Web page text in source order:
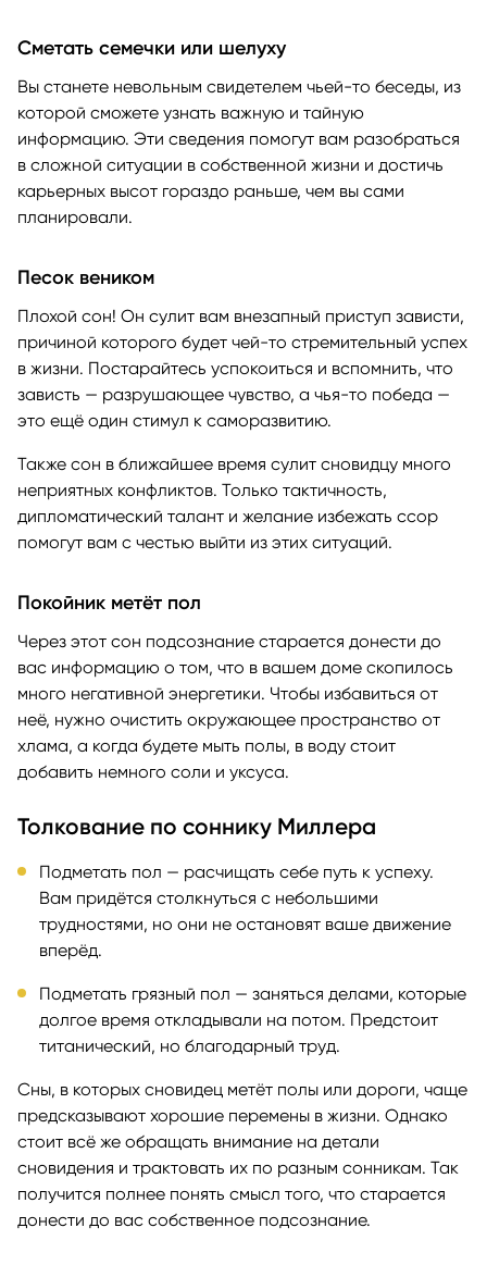
Сметать семечки или шелуху
Вы станете невольным свидетелем чьей-то беседы, из
которой сможете узнать важную и тайную
информацию. Эти сведения помогут вам разобраться
в сложной ситуации в собственной жизни и достичь
карьерных высот гораздо раньше, чем вы сами
планировали.
Песок веником
Плохой сон! Он сулит вам внезапный приступ зависти,
причиной которого будет чей-то стремительный успех
в жизни. Постарайтесь успокоиться и вспомнить, что
зависть — разрушающее чувство, а чья-то победа —
это ещё один стимул к саморазвитию.
Также сон в ближайшее время сулит сновидцу много
неприятных конфликтов. Только тактичность,
дипломатический талант и желание избежать ссор
помогут вам с честью выйти из этих ситуаций.
Покойник метёт пол
Через этот сон подсознание старается донести до
вас информацию о том, что в вашем доме скопилось
много негативной энергетики. Чтобы избавиться от
неё, нужно очистить окружающее пространство от
хлама, а когда будете мыть полы, в воду стоит
добавить немного соли и уксуса.
Толкование по соннику Миллера
Подметать пол — расчищать себе путь к успеху.
Вам придётся столкнуться с небольшими
трудностями, но они не остановят ваше движение
вперёд.
Подметать грязный пол — заняться делами, которые
долгое время откладывали на потом. Предстоит
титанический, но благодарный труд.
Сны, в которых сновидец метёт полы или дороги, чаще
предсказывают хорошие перемены в жизни. Однако
стоит всё же обращать внимание на детали
сновидения и трактовать их по разным сонникам. Так
получится полнее понять смысл того, что старается
донести до вас собственное подсознание.